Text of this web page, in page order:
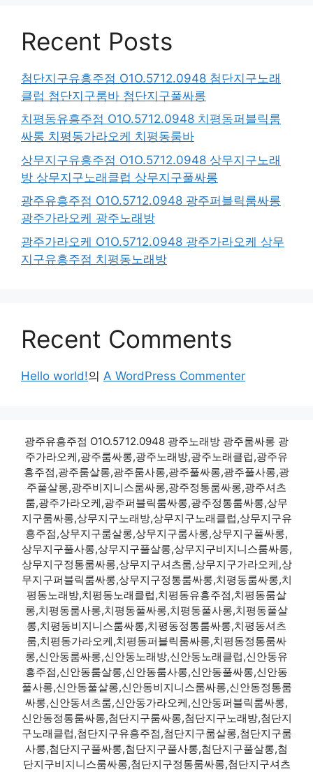
Recent Posts
첨단지구유흥주점 O1O.5712.0948 첨단지구노래
클럽 첨단지구룸바 첨단지구풀싸롱
치평동유흥주점 O1O.5712.0948 치평동퍼블릭룸
싸롱 치평동가라오케 치평동룸바
상무지구유흥주점 O1O.5712.0948 상무지구노래
방 상무지구노래클럽 상무지구풀싸롱
광주유흥주점 O1O.5712.0948 광주퍼블릭룸싸롱
광주가라오케 광주노래방
광주가라오케 O1O.5712.0948 광주가라오케 상무
지구유흥주점 치평동노래방
Recent Comments
Hello world!의 A WordPress Commenter
광주유흥주점 O1O.5712.0948 광주노래방 광주룸싸롱 광
주가라오케,광주룸싸롱,광주노래방,광주노래클럽,광주유
흥주점,광주룸살롱,광주룸사롱,광주풀싸롱,광주풀사롱,광
주풀살롱,광주비지니스룸싸롱,광주정통룸싸롱,광주셔츠
룸,광주가라오케,광주퍼블릭룸싸롱,광주정통룸싸롱,상무
지구룸싸롱,상무지구노래방,상무지구노래클럽,상무지구유
흥주점,상무지구룸살롱,상무지구룸사롱,상무지구풀싸롱,
상무지구풀사롱,상무지구풀살롱,상무지구비지니스룸싸롱,
상무지구정통룸싸롱,상무지구셔츠룸,상무지구가라오케,상
무지구퍼블릭룸싸롱,상무지구정통룸싸롱,치평동룸싸롱,치
평동노래방,치평동노래클럽,치평동유흥주점,치평동룸살
롱,치평동룸사롱,치평동풀싸롱,치평동풀사롱,치평동풀살
롱,치평동비지니스룸싸롱,치평동정통룸싸롱,치평동셔츠
룸,치평동가라오케,치평동퍼블릭룸싸롱,치평동정통룸싸
롱,신안동룸싸롱,신안동노래방,신안동노래클럽,신안동유
흥주점,신안동룸살롱,신안동룸사롱,신안동풀싸롱,신안동
풀사롱,신안동풀살롱,신안동비지니스룸싸롱,신안동정통룸
싸롱,신안동셔츠룸,신안동가라오케,신안동퍼블릭룸싸롱,
신안동정통룸싸롱,첨단지구룸싸롱,첨단지구노래방,첨단지
구노래클럽,첨단지구유흥주점,첨단지구룸살롱,첨단지구룸
사롱,첨단지구풀싸롱,첨단지구풀사롱,첨단지구풀살롱,첨
단지구비지니스룸싸롱,첨단지구정통룸싸롱,첨단지구셔츠